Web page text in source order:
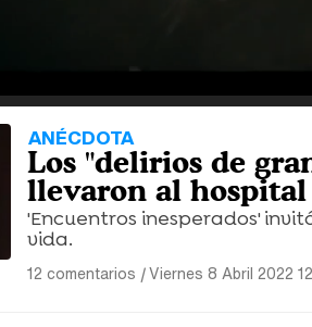
ANÉCDOTA
Los "delirios de
llevaron al
'Encuentros inesperados'
vida.
12 comentarios |Viernes 8 Abril 2022